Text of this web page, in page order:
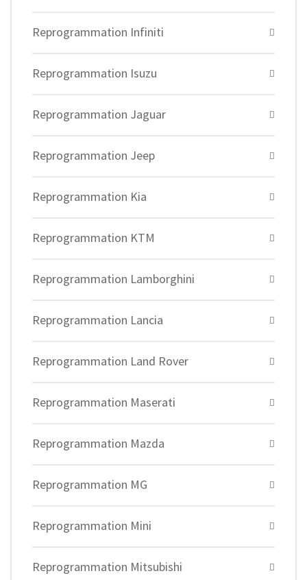
Reprogrammation Infiniti
Reprogrammation Isuzu
Reprogrammation Jaguar
Reprogrammation Jeep
Reprogrammation Kia
Reprogrammation KTM
Reprogrammation Lamborghini
Reprogrammation Lancia
Reprogrammation Land Rover
Reprogrammation Maserati
Reprogrammation Mazda
Reprogrammation MG
Reprogrammation Mini
Reprogrammation Mitsubishi